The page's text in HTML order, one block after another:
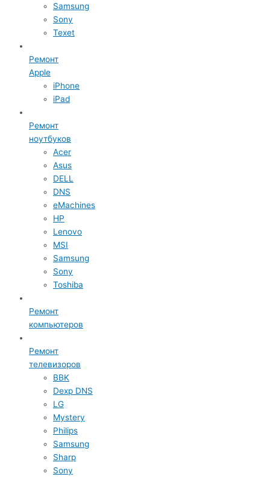
Samsung
Sony
Texet
Ремонт
Apple
iPhone
iPad
Ремонт
ноутбуков
Acer
Asus
DELL
DNS
eMachines
HP
Lenovo
MSI
Samsung
Sony
Toshiba
Ремонт
компьютеров
Ремонт
телевизоров
BBK
Dexp DNS
LG
Mystery
Philips
Samsung
Sharp
Sony